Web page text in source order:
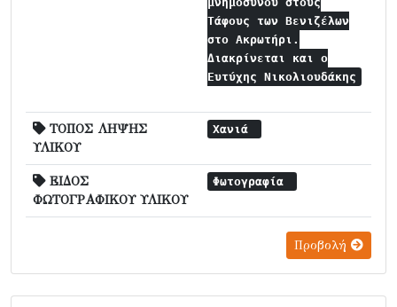
Τάφους των Βενιζέλων
στο Ακρωτήρι.
Διακρίνεται και ο
Ευτύχης Νικολιουδάκης
ΤΟΠΟΣ ΛΗΨΗΣ
ΥΛΙΚΟΥ
Χανιά
ΕΙΔΟΣ
ΦΩΤΟΓΡΑΦΙΚΟΥ ΥΛΙΚΟΥ
Φωτογραφία
Προβολή